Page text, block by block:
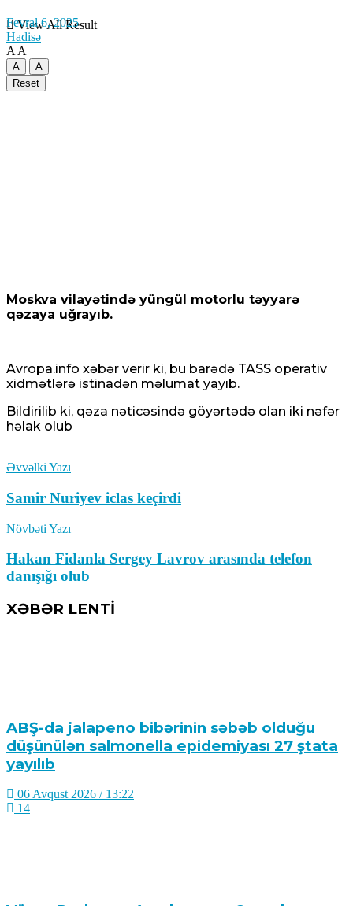
View All Result
Fevral 6, 2025
Hadisə
A A
A
A
Reset
Moskva vilayətində yüngül motorlu təyyarə
qəzaya uğrayıb.
Avropa.info xəbər verir ki, bu barədə TASS operativ
xidmətlərə istinadən məlumat yayıb.
Bildirilib ki, qəza nəticəsində göyərtədə olan iki nəfər
həlak olub
Əvvəlki Yazı
Samir Nuriyev iclas keçirdi
Növbəti Yazı
Hakan Fidanla Sergey Lavrov arasında telefon
danışığı olub
XƏBƏR LENTİ
ABŞ-da jalapeno bibərinin səbəb olduğu
düşünülən salmonella epidemiyası 27 ştata
yayılıb
06 Avqust 2026 / 13:22
14